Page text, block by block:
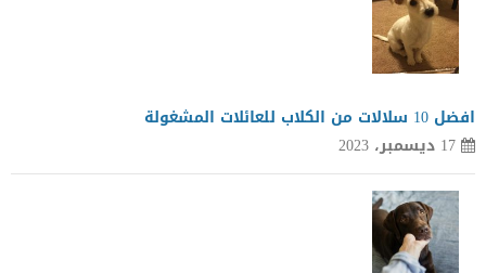
افضل 10 سلالات من الكلاب للعائلات المشغولة
17 ديسمبر، 2023